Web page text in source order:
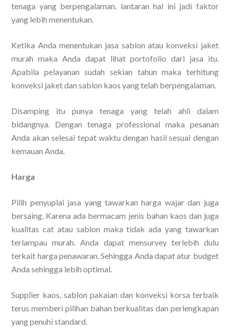
tenaga yang berpengalaman. lantaran hal ini jadi faktor
yang lebih menentukan.
Ketika Anda menentukan jasa sablon atau konveksi jaket
murah maka Anda dapat lihat portofolio dari jasa itu.
Apabila pelayanan sudah sekian tahun maka terhitung
konveksi jaket dan sablon kaos yang telah berpengalaman.
Disamping itu punya tenaga yang telah ahli dalam
bidangnya. Dengan tenaga professional maka pesanan
Anda akan selesai tepat waktu dengan hasil sesuai dengan
kemauan Anda.
Harga
Pilih penyuplai jasa yang tawarkan harga wajar dan juga
bersaing. Karena ada bermacam jenis bahan kaos dan juga
kualitas cat atau sablon maka tidak ada yang tawarkan
terlampau murah. Anda dapat mensurvey terlebih dulu
terkait harga penawaran. Sehingga Anda dapat atur budget
Anda sehingga lebih optimal.
Supplier kaos, sablon pakaian dan konveksi korsa terbaik
terus memberi pilihan bahan berkualitas dan perlengkapan
yang penuhi standard.